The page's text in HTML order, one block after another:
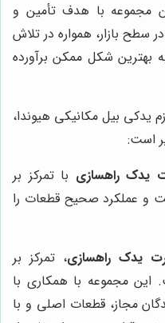
مجموعه با هدف تأمین و
سطح بازار، همواره در تلاش
بهترین شکل ممکن برآورده
یدکی بیل مکانیکی هیوندا،
است:
یدک راهسازی با تمرکز بر
و عملکرد صحیح قطعات را
یدک راهسازی، تمرکز بر
این مجموعه با همکاری با
مجاز، قطعات اصلی و با